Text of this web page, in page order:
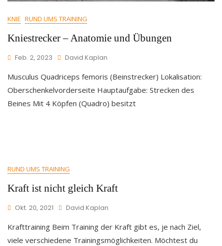
KNIE RUND UMS TRAINING
Kniestrecker – Anatomie und Übungen
Feb. 2, 2023 David Kaplan
Musculus Quadriceps femoris (Beinstrecker) Lokalisation:
Oberschenkelvorderseite Hauptaufgabe: Strecken des
Beines Mit 4 Köpfen (Quadro) besitzt
RUND UMS TRAINING
Kraft ist nicht gleich Kraft
Okt. 20, 2021 David Kaplan
Krafttraining Beim Training der Kraft gibt es, je nach Ziel,
viele verschiedene Trainingsmöglichkeiten. Möchtest du